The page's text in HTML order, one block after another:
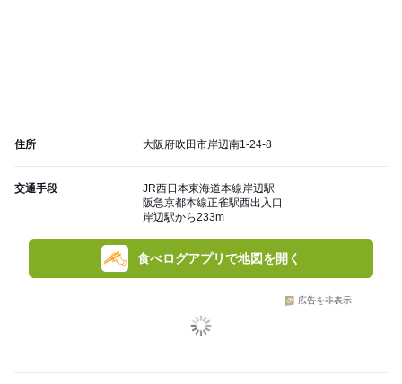
住所 大阪府吹田市岸辺南1-24-8
交通手段
JR西日本東海道本線岸辺駅
阪急京都本線正雀駅西出入口
岸辺駅から233m
食べログアプリで地図を開く
広告を非表示